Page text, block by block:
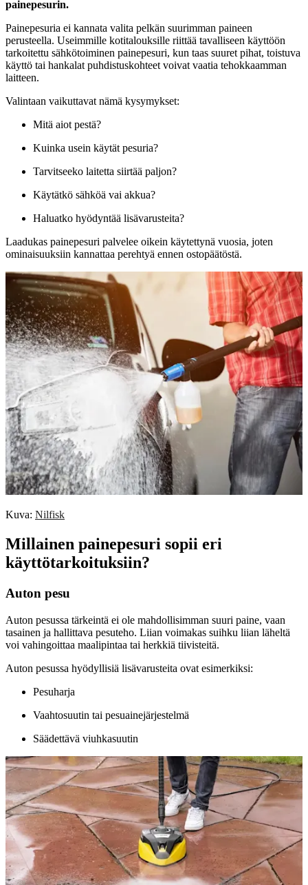
painepesurin.
Painepesuria ei kannata valita pelkän suurimman paineen
perusteella. Useimmille kotitalouksille riittää tavalliseen käyttöön
tarkoitettu sähkötoiminen painepesuri, kun taas suuret pihat, toistuva
käyttö tai hankalat puhdistuskohteet voivat vaatia tehokkaamman
laitteen.
Valintaan vaikuttavat nämä kysymykset:
Mitä aiot pestä?
Kuinka usein käytät pesuria?
Tarvitseeko laitetta siirtää paljon?
Käytätkö sähköä vai akkua?
Haluatko hyödyntää lisävarusteita?
Laadukas painepesuri palvelee oikein käytettynä vuosia, joten
ominaisuuksiin kannattaa perehtyä ennen ostopäätöstä.
Kuva: Nilfisk
Millainen painepesuri sopii eri
käyttötarkoituksiin?
Auton pesu
Auton pesussa tärkeintä ei ole mahdollisimman suuri paine, vaan
tasainen ja hallittava pesuteho. Liian voimakas suihku liian läheltä
voi vahingoittaa maalipintaa tai herkkiä tiivisteitä.
Auton pesussa hyödyllisiä lisävarusteita ovat esimerkiksi:
Pesuharja
Vaahtosuutin tai pesuainejärjestelmä
Säädettävä viuhkasuutin